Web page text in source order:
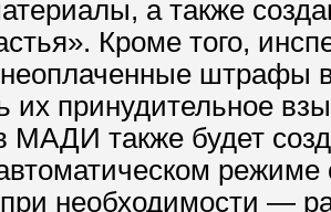
а также
Кроме того,
неоплаченные штрафы
их принудительное
МАДИ также будет
при необходимости —